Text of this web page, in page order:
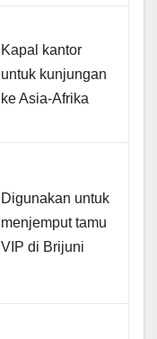
Kapal kantor
untuk kunjungan
ke Asia-Afrika
Digunakan untuk
menjemput tamu
VIP di Brijuni